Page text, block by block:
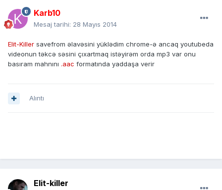
Karb10
Mesaj tarihi: 28 Mayıs 2014
Elit-Killer savefrom əlavəsini yüklədim chrome-ə ancaq youtubeda
videonun təkcə səsini çıxartmaq istəyirəm orda mp3 var onu
basıram mahnını .aac formatında yaddaşa verir
Alıntı
Elit-killer